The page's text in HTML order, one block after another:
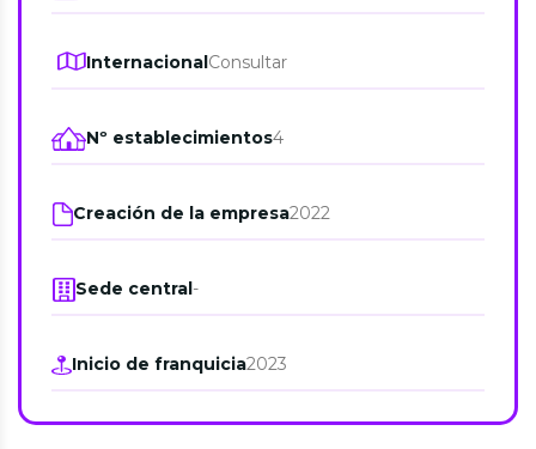
InternacionalConsultar
Nº establecimientos4
Creación de la empresa2022
Sede central-
Inicio de franquicia2023